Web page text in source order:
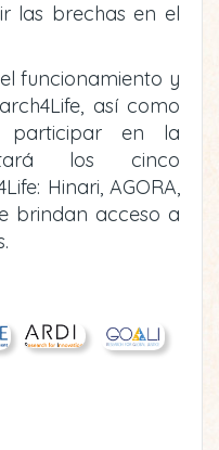
las brechas en el
funcionamiento y
así como
participar en la
los cinco
Hinari, AGORA,
brindan acceso a